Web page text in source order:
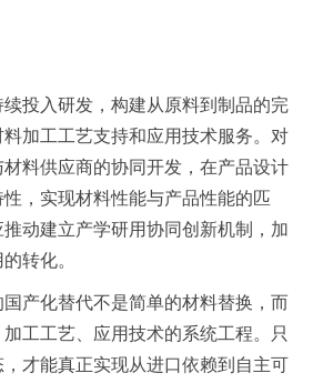
投入研发，构建从原料到制品的完
加工工艺支持和应用技术服务。对
料供应商的协同开发，在产品设计
，实现材料性能与产品性能的匹
动建立产学研用协同创新机制，加
转化。
产化替代不是简单的材料替换，而
工工艺、应用技术的系统工程。只
才能真正实现从进口依赖到自主可